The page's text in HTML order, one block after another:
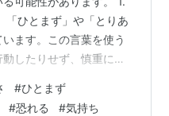
「ひとまず」や「とりあ
ます。この言葉を使う
したりせず、慎重に考
い 「一旦」という言葉
#ひとまず
#恐れる #気持ち